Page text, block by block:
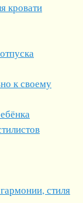
кровати
к своему
стиля